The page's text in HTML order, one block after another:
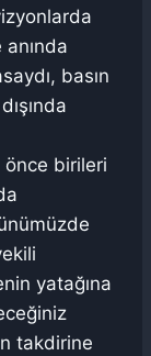
basın
önce birileri
yatağına
takdirine